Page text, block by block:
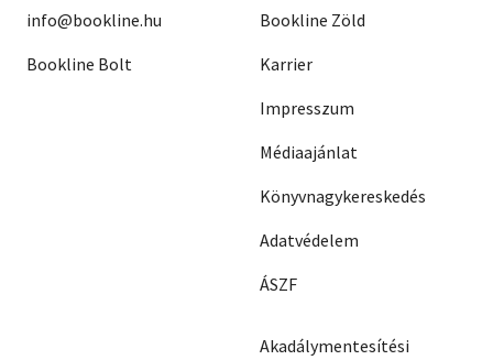
info@bookline.hu
Bookline Bolt
Bookline Zöld
Karrier
Impresszum
Médiaajánlat
Könyvnagykereskedés
Adatvédelem
ÁSZF
Akadálymentesítési